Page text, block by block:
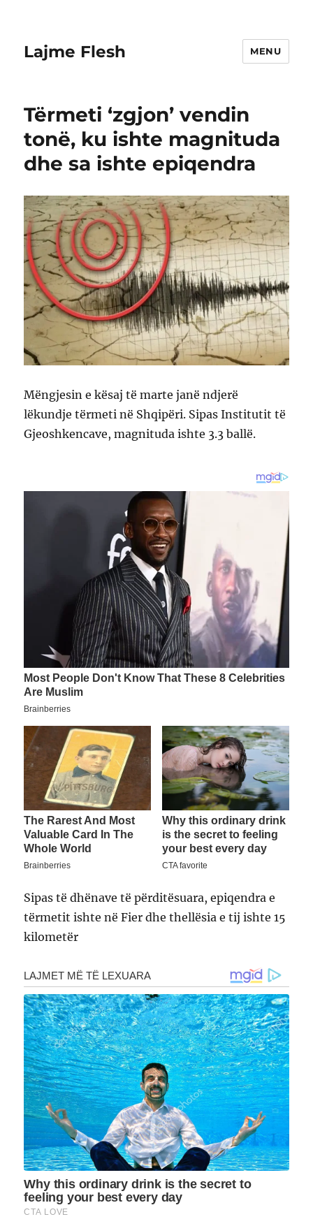
Lajme Flesh MENU
Tërmeti ‘zgjon’ vendin
tonë, ku ishte magnituda
dhe sa ishte epiqendra
Mëngjesin e kësaj të marte janë ndjerë
lëkundje tërmeti në Shqipëri. Sipas Institutit të
Gjeoshkencave, magnituda ishte 3.3 ballë.
Sipas të dhënave të përditësuara, epiqendra e
tërmetit ishte në Fier dhe thellësia e tij ishte 15
kilometër